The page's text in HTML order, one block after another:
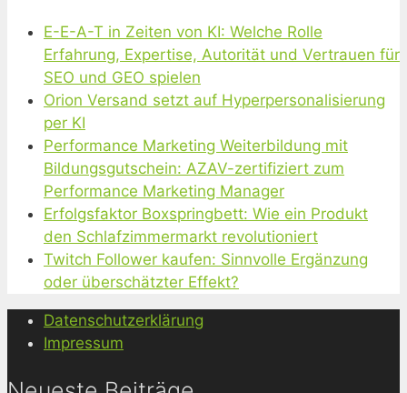
E-E-A-T in Zeiten von KI: Welche Rolle
Erfahrung, Expertise, Autorität und Vertrauen für
SEO und GEO spielen
Orion Versand setzt auf Hyperpersonalisierung
per KI
Performance Marketing Weiterbildung mit
Bildungsgutschein: AZAV-zertifiziert zum
Performance Marketing Manager
Erfolgsfaktor Boxspringbett: Wie ein Produkt
den Schlafzimmermarkt revolutioniert
Twitch Follower kaufen: Sinnvolle Ergänzung
oder überschätzter Effekt?
Datenschutzerklärung
Impressum